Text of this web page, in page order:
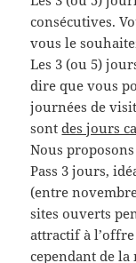
consécutives.
vous le
Les 3 (ou 5)
dire que vous
journées de
sontdes jours
Nous
Pass 3 jours,
(entre
sites ouverts
attractif à
cependant de la